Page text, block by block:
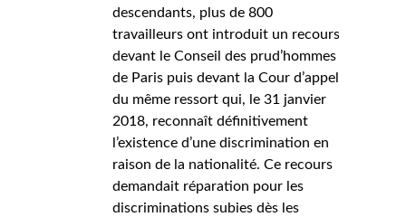
descendants, plus de 800
travailleurs ont introduit un recours
devant le Conseil des prud’hommes
de Paris puis devant la Cour d’appel
du même ressort qui, le 31 janvier
2018, reconnaît définitivement
l’existence d’une discrimination en
raison de la nationalité. Ce recours
demandait réparation pour les
discriminations subies dès les